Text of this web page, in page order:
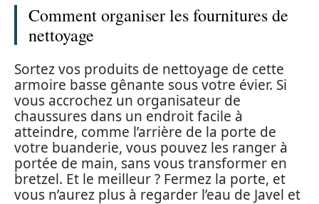
Comment organiser les fournitures de
nettoyage
Sortez vos produits de nettoyage de cette
armoire basse gênante sous votre évier. Si
vous accrochez un organisateur de
chaussures dans un endroit facile à
atteindre, comme l’arrière de la porte de
votre buanderie, vous pouvez les ranger à
portée de main, sans vous transformer en
bretzel. Et le meilleur ? Fermez la porte, et
vous n’aurez plus à regarder l’eau de Javel et